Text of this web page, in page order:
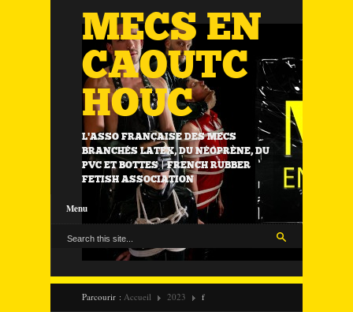
MECS EN
CAOUTC
HOUC
L'ASSO FRANÇAISE DES MECS
BRANCHÉS LATEX, DU NÉOPRÈNE, DU
PVC ET BOTTES | FRENCH RUBBER
FETISH ASSOCIATION
Menu
Parcourir : Accueil 2023 f